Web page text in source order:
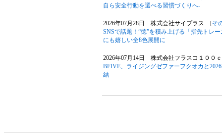
自ら安全行動を選べる習慣づくりへ-
2026年07月28日 株式会社サイプラス [そ
SNSで話題！“徳”を積み上げる「指先トレ
にも嬉しい全8色展開に
2026年07月14日 株式会社フラスコ１００
BFIVE、ライジングゼファーフクオカと
結